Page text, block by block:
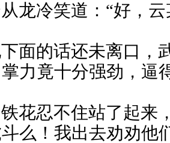
龙冷笑道：“好，
面的话还未离口，
力竟十分强劲，逼
花忍不住站了起来
么！我出去劝劝他